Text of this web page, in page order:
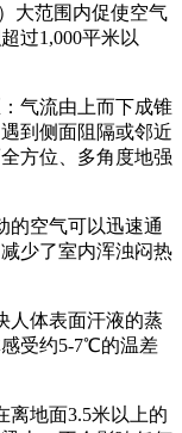
大范围内促使空气
过1,000平米以
气流由上而下成锥
到侧面阻隔或邻近
方位、多角度地强
的空气可以迅速通
少了室内浑浊闷热
人体表面汗液的蒸
受约5-7℃的温差
离地面3.5米以上的